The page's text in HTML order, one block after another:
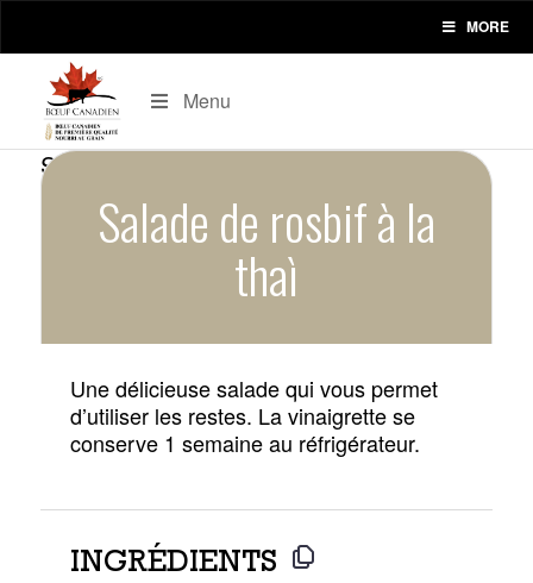
MORE
Menu
Salade de rosbif à la
thaì
Une délicieuse salade qui vous permet
d’utiliser les restes. La vinaigrette se
conserve 1 semaine au réfrigérateur.
INGRÉDIENTS